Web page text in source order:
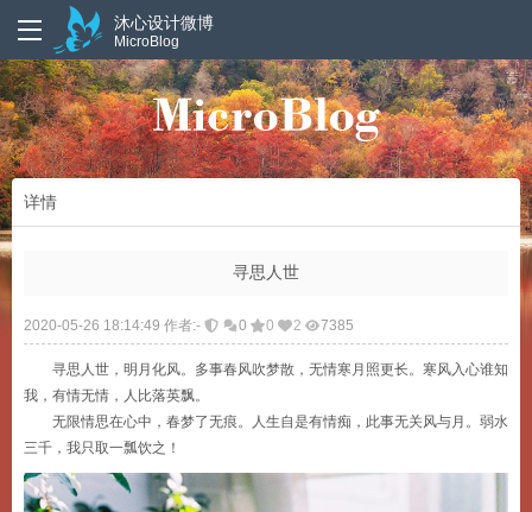
沐心设计微博
MicroBlog
详情
寻思人世
2020-05-26 18:14:49 作者:- 0 0 2 7385
寻思人世，明月化风。多事春风吹梦散，无情寒月照更长。寒风入心谁知
我，有情无情，人比落英飘。
无限情思在心中，春梦了无痕。人生自是有情痴，此事无关风与月。弱水
三千，我只取一瓢饮之！